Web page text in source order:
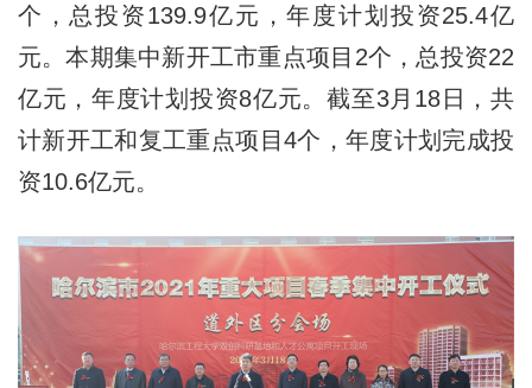
个，总投资139.9亿元，年度计划投资25.4亿
元。本期集中新开工市重点项目2个，总投资22
亿元，年度计划投资8亿元。截至3月18日，共
计新开工和复工重点项目4个，年度计划完成投
资10.6亿元。